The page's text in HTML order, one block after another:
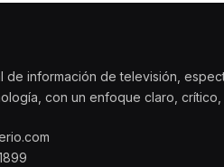
de información de televisión,
con un enfoque claro,